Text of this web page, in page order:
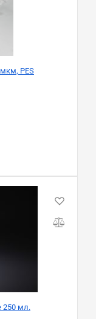
PES
250 мл.